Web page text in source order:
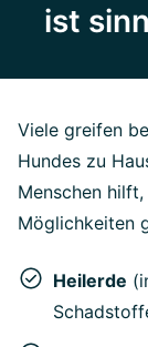
ist
Viele greifen
Hundes zu
Menschen
Möglichkeiten
Heilerde